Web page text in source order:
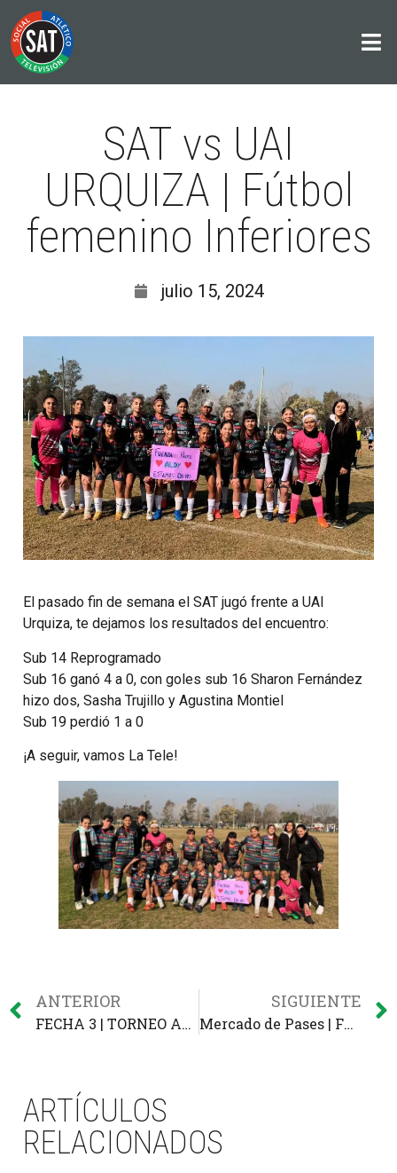
SAT vs UAI
URQUIZA | Fútbol
femenino Inferiores
julio 15, 2024
El pasado fin de semana el SAT jugó frente a UAI
Urquiza, te dejamos los resultados del encuentro:
Sub 14 Reprogramado
Sub 16 ganó 4 a 0, con goles sub 16 Sharon Fernández
hizo dos, Sasha Trujillo y Agustina Montiel
Sub 19 perdió 1 a 0
¡A seguir, vamos La Tele!
ANTERIOR
FECHA 3 | TORNEO AFA SOMOS TODOS
SIGUIENTE
Mercado de Pases | Fútbol Masculino
ARTÍCULOS
RELACIONADOS